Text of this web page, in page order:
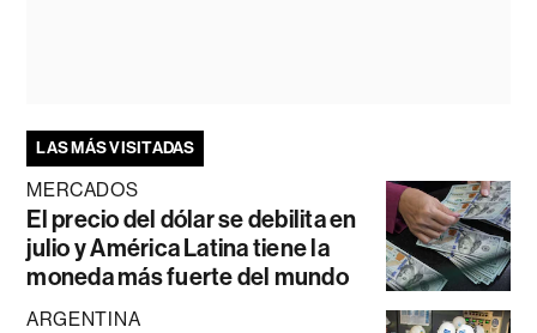
LAS MÁS VISITADAS
MERCADOS
El precio del dólar se debilita en
julio y América Latina tiene la
moneda más fuerte del mundo
ARGENTINA